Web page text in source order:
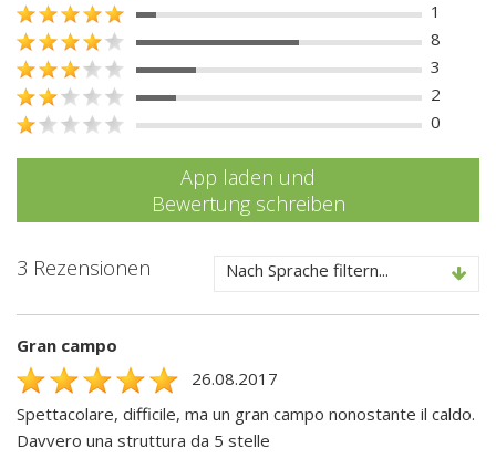
1
8
3
2
0
App laden und
Bewertung schreiben
3 Rezensionen Nach Sprache filtern...
Gran campo
26.08.2017
Spettacolare, difficile, ma un gran campo nonostante il caldo.
Davvero una struttura da 5 stelle